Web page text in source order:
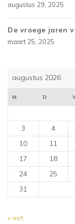
augustus 29, 2025
De vroege jaren
maart 25, 2025
augustus 2026
M D
3
4
10
11
17
18
24
25
31
« mrt